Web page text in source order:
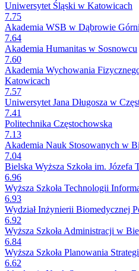
Uniwersytet Śląski w Katowicach
7.75
Akademia WSB w Dąbrowie
7.64
Akademia Humanitas w Sosnowcu
7.60
Akademia Wychowania
Katowicach
7.57
Uniwersytet Jana Długosza w
7.41
Politechnika Częstochowska
7.13
Akademia Nauk Stosowanych w
7.04
Bielska Wyższa Szkoła im. Józefa
6.96
Wyższa Szkoła Technologii
6.93
Wydział Inżynierii Biomedycznej
6.92
Wyższa Szkoła Administracji w
6.84
Wyższa Szkoła Planowania
6.62